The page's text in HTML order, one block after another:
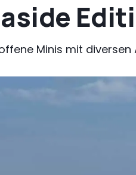
Minis mit